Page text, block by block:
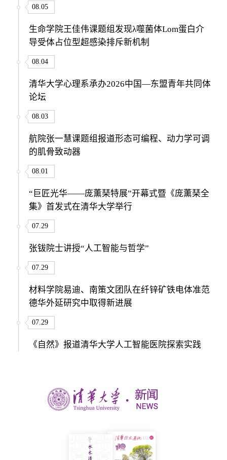
08.05
生命学院王佳伟课题组发现λ噬菌体Lom蛋白介
导受体占位型超感染排斥新机制
08.04
清华大学心理系承办2026中国—东盟青年共同体
论坛
08.03
航院张一慧课题组报道形态可编程、动力学可调
的肌骨致动器
08.01
“巨匠光华——庞薰琹特展”开幕式暨《庞薰琹全
集》首发式在清华大学举行
07.29
张钹院士讲授“人工智能与哲学”
07.29
材料学院易迪、南策文团队在纤锌矿铁电体准范
德华外延研究中取得新进展
07.29
《自然》报道清华大学人工智能医院探索实践